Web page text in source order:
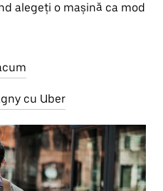
alegeți o mașină ca mod
cu Uber